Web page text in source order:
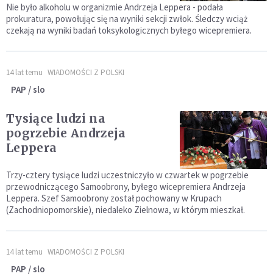
Nie było alkoholu w organizmie Andrzeja Leppera - podała
prokuratura, powołując się na wyniki sekcji zwłok. Śledczy wciąż
czekają na wyniki badań toksykologicznych byłego wicepremiera.
14 lat temu WIADOMOŚCI Z POLSKI
PAP / slo
Tysiące ludzi na
pogrzebie Andrzeja
Leppera
Trzy-cztery tysiące ludzi uczestniczyło w czwartek w pogrzebie
przewodniczącego Samoobrony, byłego wicepremiera Andrzeja
Leppera. Szef Samoobrony został pochowany w Krupach
(Zachodniopomorskie), niedaleko Zielnowa, w którym mieszkał.
14 lat temu WIADOMOŚCI Z POLSKI
PAP / slo